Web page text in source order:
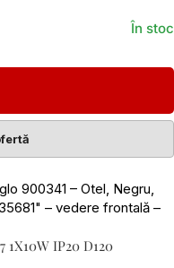
În stoc
1X10W IP20 D120